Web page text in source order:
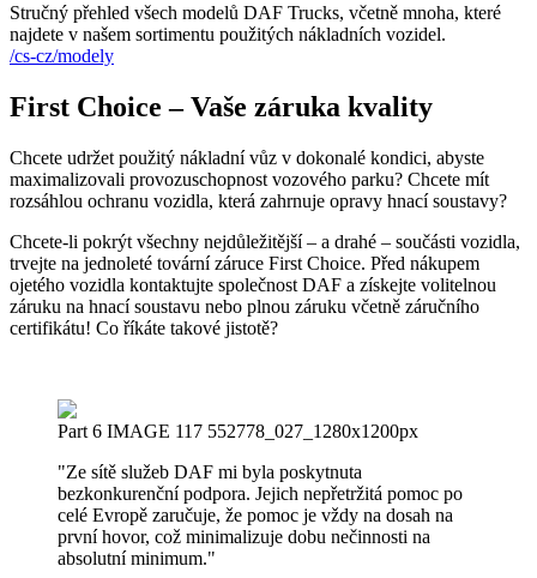
Stručný přehled všech modelů DAF Trucks, včetně mnoha, které
najdete v našem sortimentu použitých nákladních vozidel.
/cs-cz/modely
First Choice – Vaše záruka kvality
Chcete udržet použitý nákladní vůz v dokonalé kondici, abyste
maximalizovali provozuschopnost vozového parku? Chcete mít
rozsáhlou ochranu vozidla, která zahrnuje opravy hnací soustavy?
Chcete-li pokrýt všechny nejdůležitější – a drahé – součásti vozidla,
trvejte na jednoleté tovární záruce First Choice. Před nákupem
ojetého vozidla kontaktujte společnost DAF a získejte volitelnou
záruku na hnací soustavu nebo plnou záruku včetně záručního
certifikátu! Co říkáte takové jistotě?
Part 6 IMAGE 117 552778_027_1280x1200px
"Ze sítě služeb DAF mi byla poskytnuta
bezkonkurenční podpora. Jejich nepřetržitá pomoc po
celé Evropě zaručuje, že pomoc je vždy na dosah na
první hovor, což minimalizuje dobu nečinnosti na
absolutní minimum."